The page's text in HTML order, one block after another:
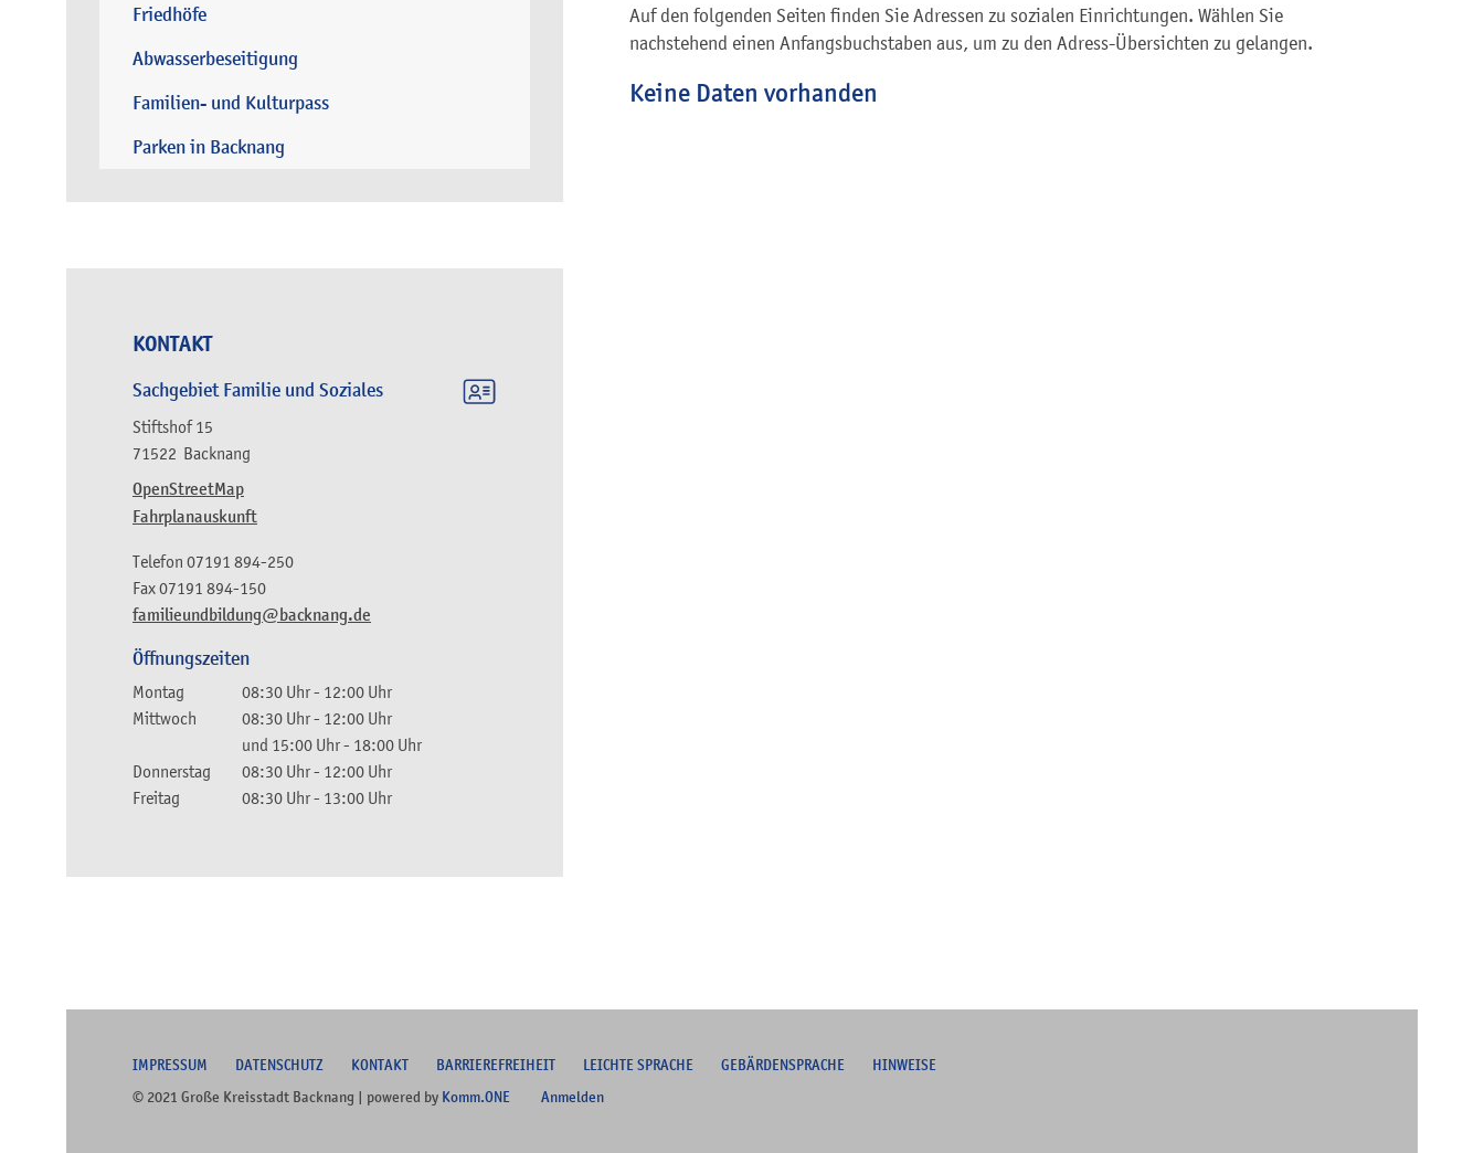
Friedhöfe
Abwasserbeseitigung
Familien- und Kulturpass
Parken in Backnang
KONTAKT
Sachgebiet Familie und Soziales
Stiftshof 15
71522 Backnang
OpenStreetMap
Fahrplanauskunft
familieundbildung@backnang.de
Telefon 07191 894-250
Fax07191 894-150
Öffnungszeiten
Montag 08:30 Uhr- 12:00 Uhr
Mittwoch
08:30 Uhr- 12:00 Uhr
und 15:00 Uhr- 18:00 Uhr
Donnerstag
08:30 Uhr- 12:00 Uhr
Freitag
08:30 Uhr- 13:00 Uhr
Auf den folgenden Seiten finden Sie Adressen zu sozialen Einrichtungen. Wählen Sie
nachstehend einen Anfangsbuchstaben aus, um zu den Adress-Übersichten zu gelangen.
Keine Daten vorhanden
IMPRESSUM DATENSCHUTZ KONTAKT BARRIEREFREIHEIT LEICHTE SPRACHE GEBÄRDENSPRACHE
HINWEISE
© 2021 Große Kreisstadt Backnang | powered by Komm.ONE Anmelden